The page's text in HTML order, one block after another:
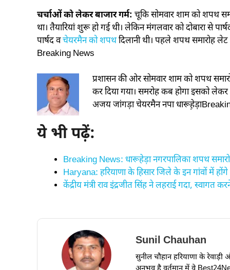
चर्चाओं को लेकर बाजार गर्म: चू​कि सोमवार शाम को शपथ
था। तैयारियां शुरू हो गई थी। लेकिन मंगलवार को दोबारा से
पार्षद वचेयरमैन को शपथदिलानी थी। पहले शपथ समारोह लेट
Breaking News
प्रशासन की ओर सोमवार शाम को शपथ
कर दिया गया। समरोह कब होगा इसको
अजय जांगड़ा चेयरमैन नपा
ये भी पढ़ें:
Breaking News: धारूहेड़ा नगरपालिका शपथ
Haryana: हरियाणा के हिसार जिले के इन गांवों में
केंद्रीय मंत्री राव इंद्रजीत सिंह ने लहराई गदा, स्वागत
Sunil Chauhan
सुनील चौहान हरियाणा के रेवाड़ी